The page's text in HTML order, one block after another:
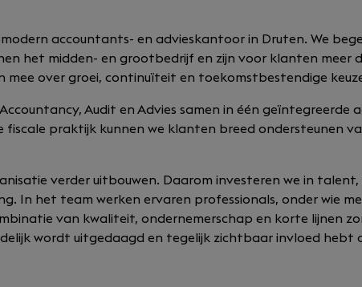
accountants- en advieskantoor in Druten. We
het midden- en grootbedrijf en zijn voor klanten meer
mee over groei, continuïteit en toekomstbestendige
Audit en Advies samen in één geïntegreerde
fiscale praktijk kunnen we klanten breed ondersteunen
verder uitbouwen. Daarom investeren we in
In het team werken ervaren professionals, onder wie
van kwaliteit, ondernemerschap en korte lijnen
wordt uitgedaagd en tegelijk zichtbaar invloed hebt